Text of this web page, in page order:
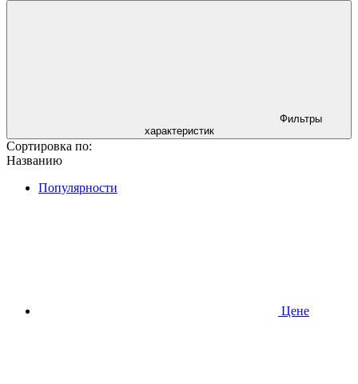
Фильтры
характеристик
Сортировка по:
Названию
Популярности
Ценe